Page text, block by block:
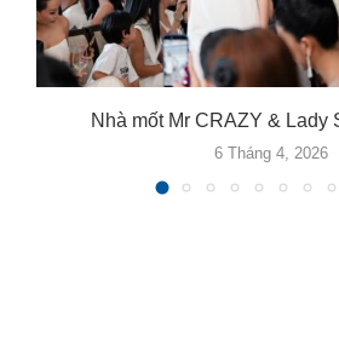
Nhà mốt Mr CRAZY & Lady
6 Tháng 4, 2026